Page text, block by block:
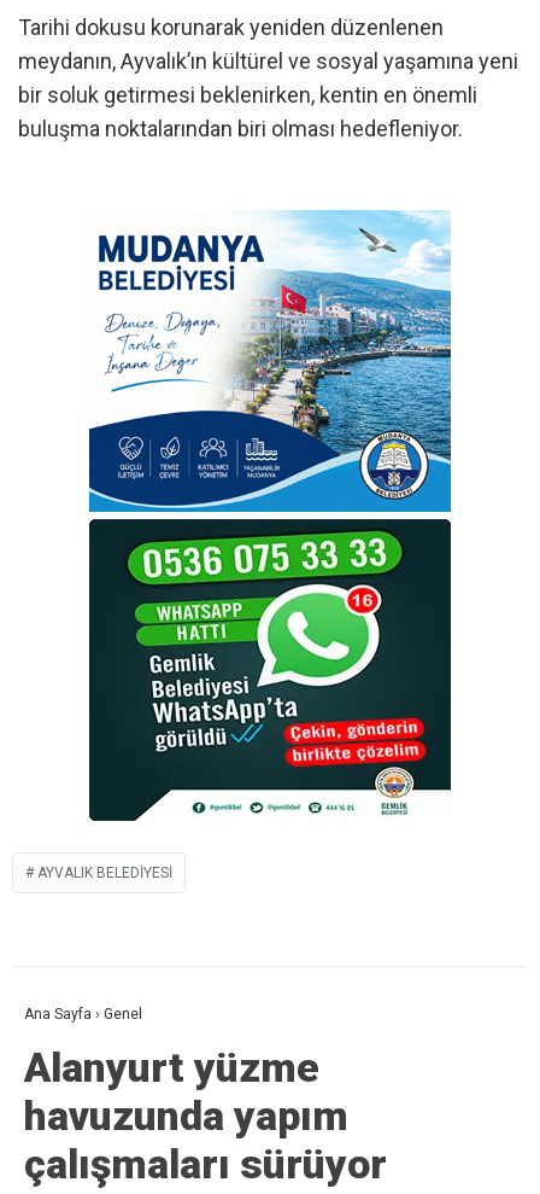
Tarihi dokusu korunarak yeniden düzenlenen
meydanın, Ayvalık’ın kültürel ve sosyal yaşamına yeni
bir soluk getirmesi beklenirken, kentin en önemli
buluşma noktalarından biri olması hedefleniyor.
AYVALIK BELEDIYESI
Ana Sayfa › Genel
Alanyurt yüzme
havuzunda yapım
çalışmaları sürüyor